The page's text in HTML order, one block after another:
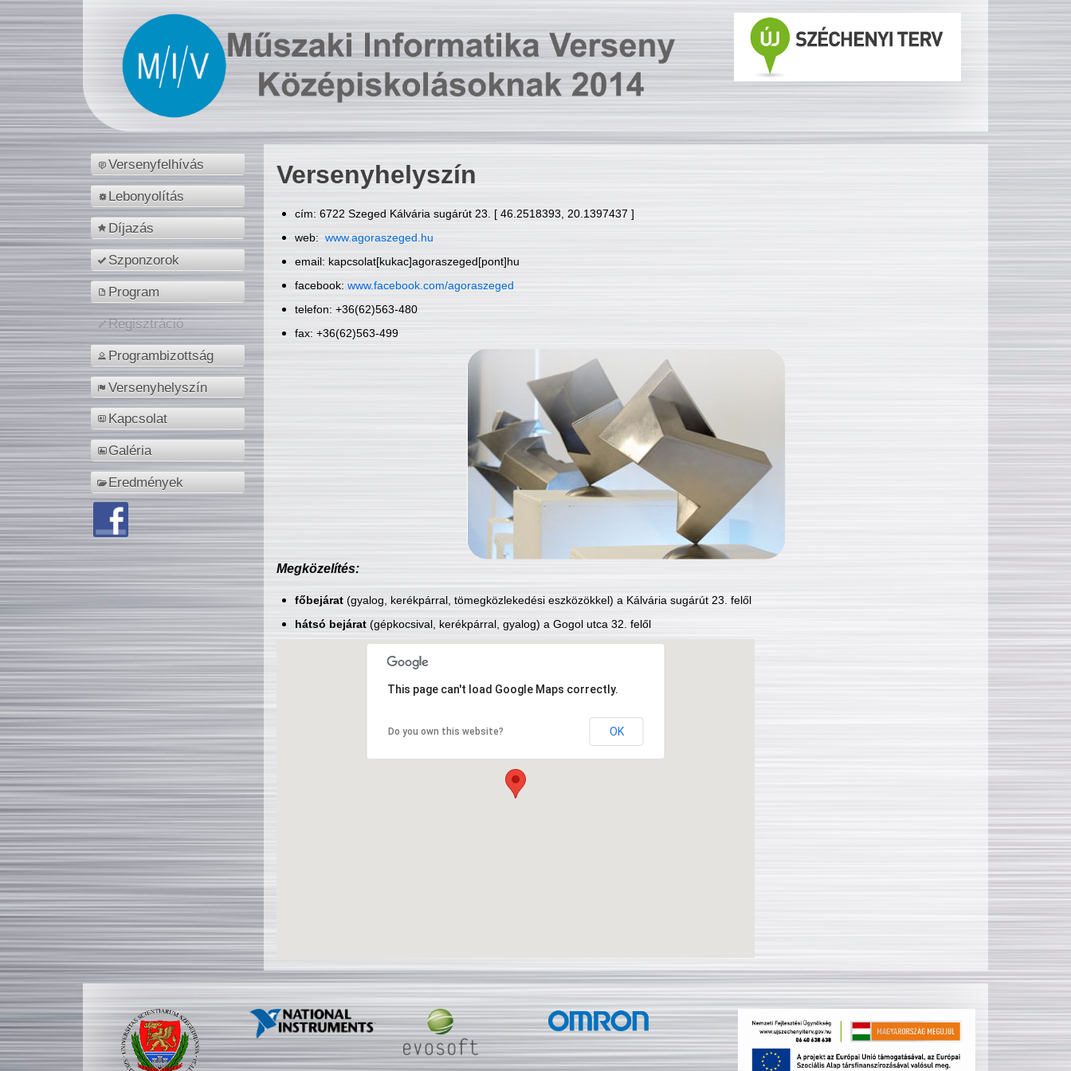
Versenyfelhívás
Lebonyolítás
Díjazás
Szponzorok
Program
Regisztráció
Programbizottság
Versenyhelyszín
Kapcsolat
Galéria
Eredmények
Versenyhelyszín
cím: 6722 Szeged Kálvária sugárút 23. [ 46.2518393, 20.1397437 ]
web: www.agoraszeged.hu
email: kapcsolat[kukac]agoraszeged[pont]hu
facebook: www.facebook.com/agoraszeged
telefon: +36(62)563-480
fax: +36(62)563-499
Megközelítés:
főbejárat(gyalog, kerékpárral, tömegközlekedési eszközökkel) a Kálvária sugárút 23. felől
hátsó bejárat(gépkocsival, kerékpárral, gyalog) a Gogol utca 32. felől
This page can't load Google Maps correctly.
Do you own this website? OK